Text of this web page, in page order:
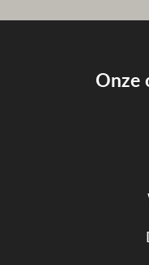
Onze